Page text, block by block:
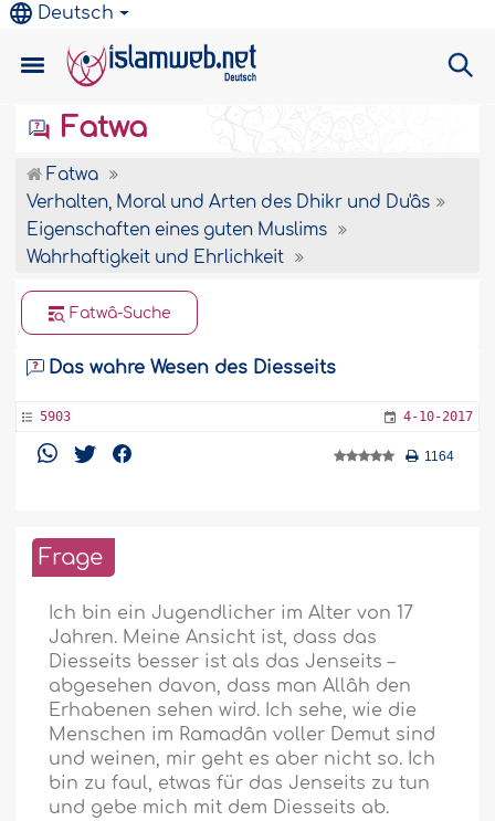
Deutsch
Fatwa
Fatwa
Verhalten, Moral und Arten des Dhikr und Du'âs
Eigenschaften eines guten Muslims
Wahrhaftigkeit und Ehrlichkeit
Fatwâ-Suche
Das wahre Wesen des Diesseits
5903 4-10-2017
1164
Frage
Ich bin ein Jugendlicher im Alter von 17
Jahren. Meine Ansicht ist, dass das
Diesseits besser ist als das Jenseits –
abgesehen davon, dass man Allâh den
Erhabenen sehen wird. Ich sehe, wie die
Menschen im Ramadân voller Demut sind
und weinen, mir geht es aber nicht so. Ich
bin zu faul, etwas für das Jenseits zu tun
und gebe mich mit dem Diesseits ab.